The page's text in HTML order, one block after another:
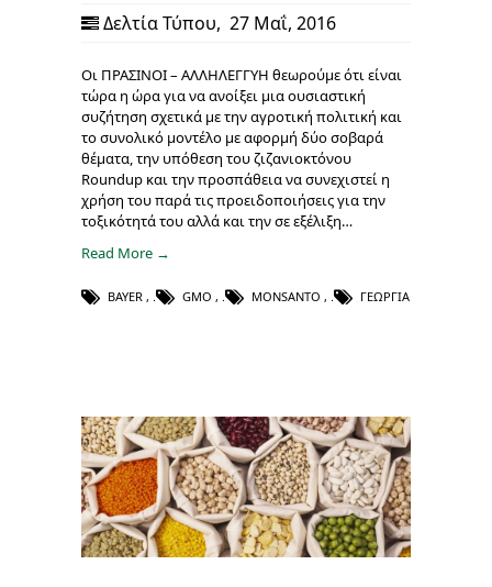
Δελτία Τύπου, 27 Μαΐ, 2016
Οι ΠΡΑΣΙΝΟΙ – ΑΛΛΗΛΕΓΓΥΗ θεωρούμε ότι είναι
τώρα η ώρα για να ανοίξει μια ουσιαστική
συζήτηση σχετικά με την αγροτική πολιτική και
το συνολικό μοντέλο με αφορμή δύο σοβαρά
θέματα, την υπόθεση του ζιζανιοκτόνου
Roundup και την προσπάθεια να συνεχιστεί η
χρήση του παρά τις προειδοποιήσεις για την
τοξικότητά του αλλά και την σε εξέλιξη…
Read More →
BAYER , GMO , MONSANTO , ΓΕΩΡΓΊΑ